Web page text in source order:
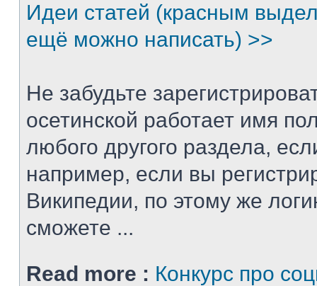
Идеи статей (красным
ещё можно написать) >>
Не забудьте
осетинской работает имя
любого другого раздела,
например, если вы
Википедии, по этому же
сможете ...
Read more : Конкурс про